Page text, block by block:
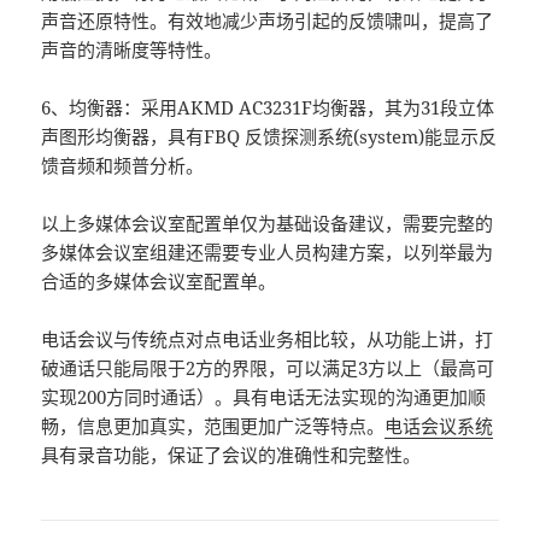
声音还原特性。有效地减少声场引起的反馈啸叫，提高了
声音的清晰度等特性。
6、均衡器：采用AKMD AC3231F均衡器，其为31段立体
声图形均衡器，具有FBQ 反馈探测系统(system)能显示反
馈音频和频普分析。
以上多媒体会议室配置单仅为基础设备建议，需要完整的
多媒体会议室组建还需要专业人员构建方案，以列举最为
合适的多媒体会议室配置单。
电话会议与传统点对点电话业务相比较，从功能上讲，打
破通话只能局限于2方的界限，可以满足3方以上（最高可
实现200方同时通话）。具有电话无法实现的沟通更加顺
畅，信息更加真实，范围更加广泛等特点。 电话会议系统
具有录音功能，保证了会议的准确性和完整性。